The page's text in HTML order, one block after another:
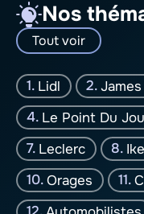
Nos
Tout voir
Lidl
Le Point Du
Leclerc
Orages